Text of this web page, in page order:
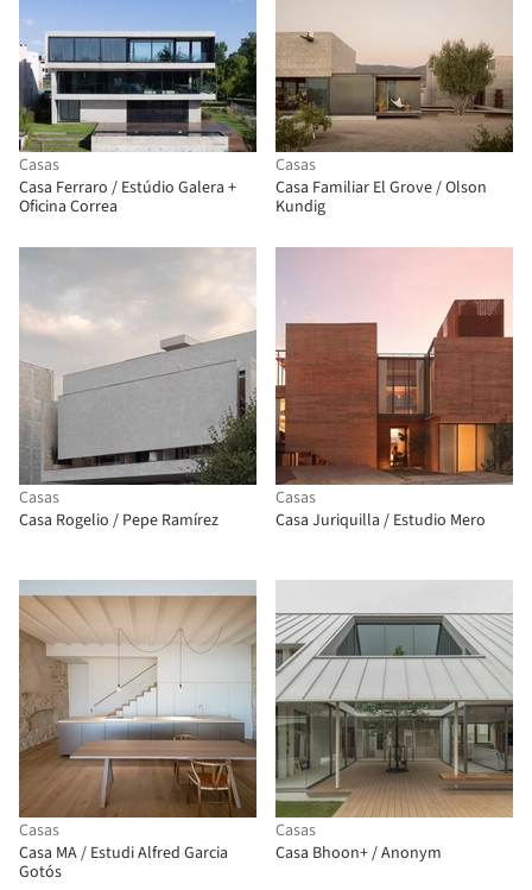
Casas
Casa Ferraro / Estúdio Galera +
Oficina Correa
Casas
Casa Familiar El Grove / Olson
Kundig
Casas
Casa Rogelio / Pepe Ramírez
Casas
Casa Juriquilla / Estudio Mero
Casas
Casa MA / Estudi Alfred Garcia
Gotós
Casas
Casa Bhoon+ / Anonym